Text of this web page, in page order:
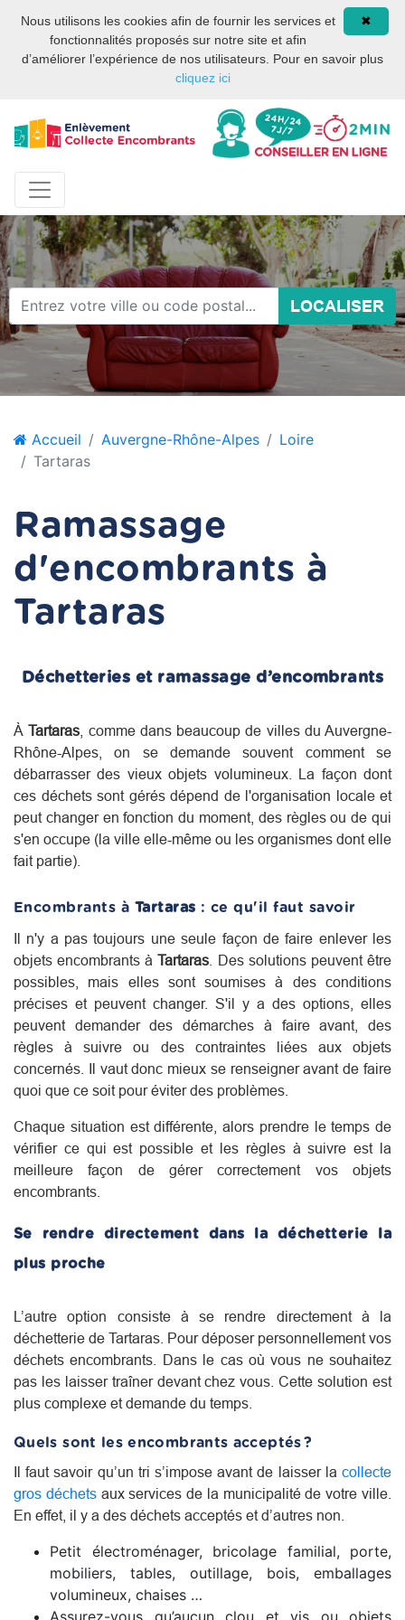
Site internet privé et
indépendant des services
publics ou des services de
la mairie de Paris.
08 93 02 00 17
LOCALISER
Accueil Auvergne-Rhône-Alpes
Loire
Tartaras
Ramassage
d'encombrants à
Tartaras
Déchetteries et ramassage d’encombrants
ÀTartaras , comme dans beaucoup de villes du Auvergne-
Rhône-Alpes , on se demande souvent comment se
débarrasser des vieux objets volumineux. La façon dont
ces déchets sont gérés dépend de l'organisation locale et
peut changer en fonction du moment, des règles ou de qui
s'en occupe (la ville elle-même ou les organismes dont elle
fait partie).
Encombrants à Tartaras : ce qu'il faut savoir
Il n'y a pas toujours une seule façon de faire enlever les
objets encombrants àTartaras . Des solutions peuvent être
possibles, mais elles sont soumises à des conditions
précises et peuvent changer. S'il y a des options, elles
peuvent demander des démarches à faire avant, des
règles à suivre ou des contraintes liées aux objets
concernés. Il vaut donc mieux se renseigner avant de faire
quoi que ce soit pour éviter des problèmes.
Chaque situation est différente, alors prendre le temps de
vérifier ce qui est possible et les règles à suivre est la
meilleure façon de gérer correctement vos objets
encombrants.
Se rendre directement dans la déchetterie la
plus proche
L’autre option consiste à se rendre directement à la
déchetterie de Tartaras. Pour déposer personnellement vos
déchets encombrants. Dans le cas où vous ne souhaitez
pas les laisser traîner devant chez vous. Cette solution est
plus complexe et demande du temps.
Quels sont les encombrants acceptés ?
Il faut savoir qu’un tri s’impose avant de laisser la collecte
gros déchetsaux services de la municipalité de votre ville.
En effet, il y a des déchets acceptés et d’autres non.
Petit électroménager, bricolage familial, porte,
mobiliers, tables, outillage, bois, emballages
volumineux, chaises …
Assurez-vous qu’aucun clou et vis ou objets
✖
Nous utilisons les cookies afin de fournir les services et
fonctionnalités proposés sur notre site et afin
d’améliorer l’expérience de nos utilisateurs. Pour en savoir plus
cliquez ici